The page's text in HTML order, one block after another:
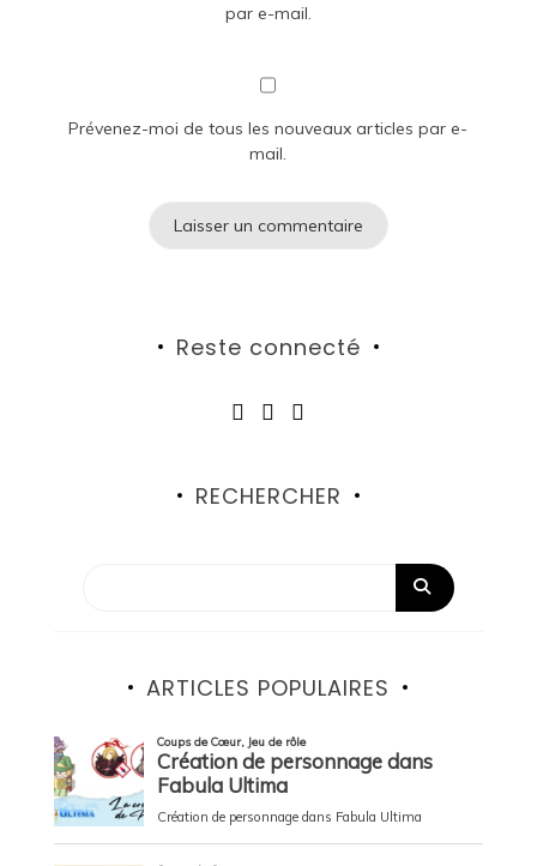
par e-mail.
Prévenez-moi de tous les nouveaux articles par e-
mail.
Reste connecté
RECHERCHER
ARTICLES POPULAIRES